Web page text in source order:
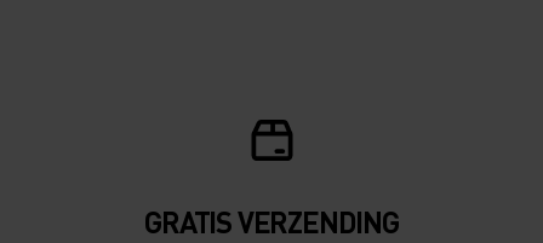
GRATIS VERZENDING​​​​​​​​​​​​​​